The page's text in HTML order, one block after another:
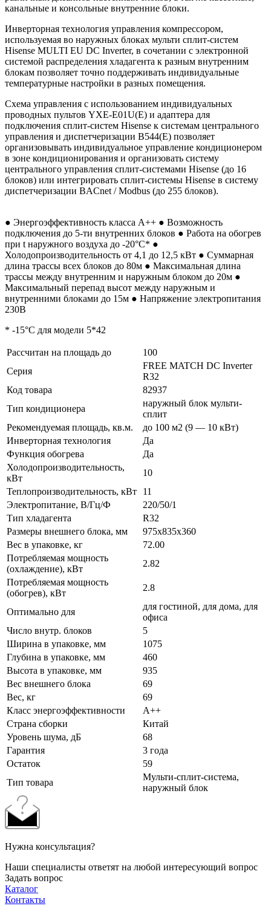
канальные и консольные внутренние блоки.
Инверторная технология управления компрессором,
используемая во наружных блоках мульти сплит-систем
Hisense MULTI EU DC Inverter, в сочетании с электронной
системой распределения хладагента к разным внутренним
блокам позволяет точно поддерживать индивидуальные
температурные настройки в разных помещения.
Схема управления с использованием индивидуальных
проводных пультов YXE-E01U(E) и адаптера для
подключения сплит-систем Hisense к системам центрального
управления и диспетчеризации B544(E) позволяет
организовывать индивидуальное управление кондиционером
в зоне кондиционирования и организовать систему
центрального управления сплит-системами Hisense (до 16
блоков) или интегрировать сплит-системы Hisense в систему
диспетчеризации BACnet / Modbus (до 255 блоков).
● Энергоэффективность класса А++ ● Возможность
подключения до 5-ти внутренних блоков ● Работа на обогрев
при t наружного воздуха до -20°C* ●
Холодопроизводительность от 4,1 до 12,5 кВт ● Суммарная
длина трассы всех блоков до 80м ● Максимальная длина
трассы между внутренним и наружным блоком до 20м ●
Максимальный перепад высот между наружным и
внутренними блоками до 15м ● Напряжение электропитания
230В
* -15°C для модели 5*42
Рассчитан на площадь до
100
Серия
FREE MATCH DC Inverter
R32
Код товара
82937
Тип кондиционера
наружный блок мульти-
сплит
Рекомендуемая площадь, кв.м.
до 100 м2 (9 — 10 кВт)
Инверторная технология
Да
Функция обогрева
Да
Холодопроизводительность,
кВт
10
Теплопроизводительность, кВт
11
Электропитание, В/Гц/Ф
220/50/1
Тип хладагента
R32
Размеры внешнего блока, мм
975x835x360
Вес в упаковке, кг
72.00
Потребляемая мощность
(охлаждение), кВт
2.82
Потребляемая мощность
(обогрев), кВт
2.8
Оптимально для
для гостиной, для дома, для
офиса
Число внутр. блоков
5
Ширина в упаковке, мм
1075
Глубина в упаковке, мм
460
Высота в упаковке, мм
935
Вес внешнего блока
69
Вес, кг
69
Класс энергоэффективности
A++
Страна сборки
Китай
Уровень шума, дБ
68
Гарантия
3 года
Остаток
59
Тип товара
Мульти-сплит-система,
наружный блок
Нужна консультация?
Наши специалисты ответят на любой интересующий вопрос
Задать вопрос
Каталог
Контакты